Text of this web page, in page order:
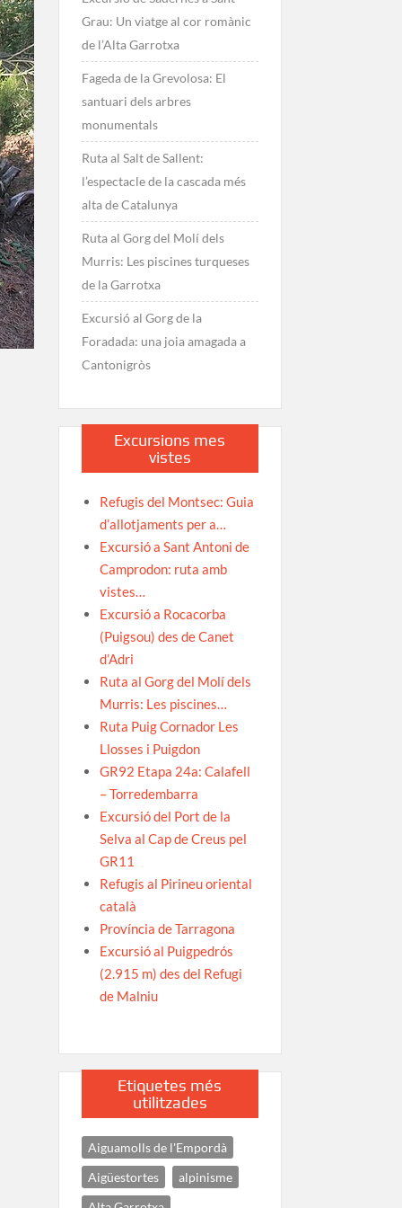
Grau: Un viatge al cor romànic
de l’Alta Garrotxa
Fageda de la Grevolosa: El
santuari dels arbres
monumentals
Ruta al Salt de Sallent:
l’espectacle de la cascada més
alta de Catalunya
Ruta al Gorg del Molí dels
Murris: Les piscines turqueses
de la Garrotxa
Excursió al Gorg de la
Foradada: una joia amagada a
Cantonigròs
Excursions mes
vistes
Refugis del Montsec: Guia
d’allotjaments per a…
Excursió a Sant Antoni de
Camprodon: ruta amb
vistes…
Excursió a Rocacorba
(Puigsou) des de Canet
d’Adri
Ruta al Gorg del Molí dels
Murris: Les piscines…
Ruta Puig Cornador Les
Llosses i Puigdon
GR92 Etapa 24a: Calafell
– Torredembarra
Excursió del Port de la
Selva al Cap de Creus pel
GR11
Refugis al Pirineu oriental
català
Província de Tarragona
Excursió al Puigpedrós
(2.915 m) des del Refugi
de Malniu
Etiquetes més
utilitzades
Aiguamolls de l'Empordà
Aigüestortes
alpinisme